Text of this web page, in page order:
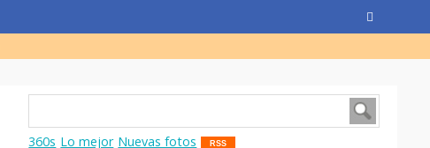
360s Lo mejor Nuevas fotos RSS